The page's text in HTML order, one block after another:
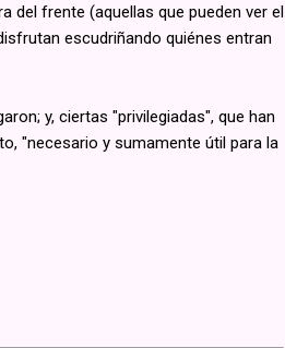
del frente (aquellas que pueden ver el
escudriñando quiénes entran
y, ciertas "privilegiadas", que han
"necesario y sumamente útil para la